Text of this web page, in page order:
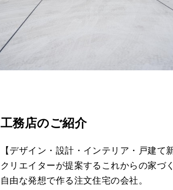
工務店のご紹介
【デザイン・設計・インテリア・戸建て
クリエイターが提案するこれからの家づく
自由な発想で作る注文住宅の会社。